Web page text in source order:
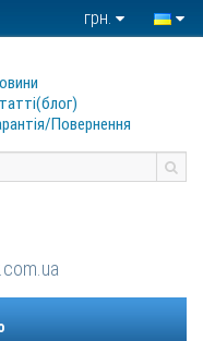
грн.
Повернення